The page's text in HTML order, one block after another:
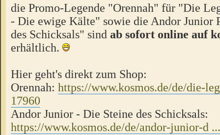
die Promo-Legende "Orennah" für "Die
- Die ewige Kälte" sowie die Andor Junior
des Schicksals" sind ab sofort online auf
erhältlich.
Hier geht's direkt zum Shop:
Orennah: https://www.kosmos.de/de/die-
17960
Andor Junior - Die Steine des Schicksals:
https://www.kosmos.de/de/andor-junior-d